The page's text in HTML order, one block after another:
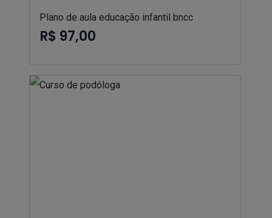
Plano de aula educação infantil bncc
R$ 97,00